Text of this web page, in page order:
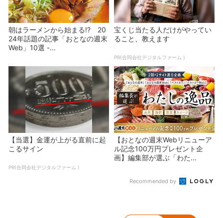
朝はラーメンから始まる!? 20
24年話題の記事「おとなの週末
Web」10選 -...
宝くじ当たる人だけがやってい
ること、教えます
PR(合同会社デジタルファーム )
【当選】金運が上がる直前に起
こるサイン
PR(合同会社デジタルファーム )
【おとなの週末Webリニューア
ル記念100万円プレゼント企
画】編集部が選ぶ「わた...
Recommended by